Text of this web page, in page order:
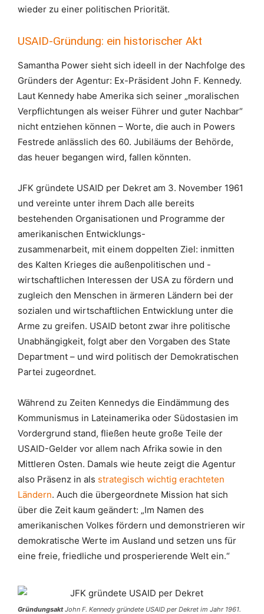
wieder zu einer politischen Priorität.
USAID-Gründung: ein historischer Akt
Samantha Power sieht sich ideell in der Nachfolge des
Gründers der Agentur: Ex-Präsident John F. Kennedy.
Laut Kennedy habe Amerika sich seiner „moralischen
Verpflichtungen als weiser Führer und guter Nachbar“
nicht entziehen können – Worte, die auch in Powers
Festrede anlässlich des 60. Jubiläums der Behörde,
das heuer begangen wird, fallen könnten.
JFK gründete USAID per Dekret am 3. November 1961
und vereinte unter ihrem Dach alle bereits
bestehenden Organisationen und Programme der
amerikanischen Entwicklungs-
zusammenarbeit, mit einem doppelten Ziel: inmitten
des Kalten Krieges die außenpolitischen und -
wirtschaftlichen Interessen der USA zu fördern und
zugleich den Menschen in ärmeren Ländern bei der
sozialen und wirtschaftlichen Entwicklung unter die
Arme zu greifen. USAID betont zwar ihre politische
Unabhängigkeit, folgt aber den Vorgaben des State
Department – und wird politisch der Demokratischen
Partei zugeordnet.
Während zu Zeiten Kennedys die Eindämmung des
Kommunismus in Lateinamerika oder Südostasien im
Vordergrund stand, fließen heute große Teile der
USAID-Gelder vor allem nach Afrika sowie in den
Mittleren Osten. Damals wie heute zeigt die Agentur
also Präsenz in als strategisch wichtig erachteten
Ländern. Auch die übergeordnete Mission hat sich
über die Zeit kaum geändert: „Im Namen des
amerikanischen Volkes fördern und demonstrieren wir
demokratische Werte im Ausland und setzen uns für
eine freie, friedliche und prosperierende Welt ein.“
GründungsaktJohn F. Kennedy gründete USAID per Dekret im Jahr 1961.